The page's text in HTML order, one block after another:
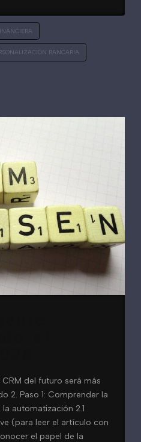
BANCARIA
del futuro será más
2. Paso 1: Comprender la
automatización 2.1
(para leer el artículo con
el papel de la